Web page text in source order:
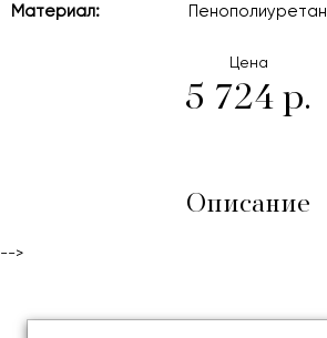
Материал:
Пенополиуретан
Цена
5 724 р.
Описание
-->